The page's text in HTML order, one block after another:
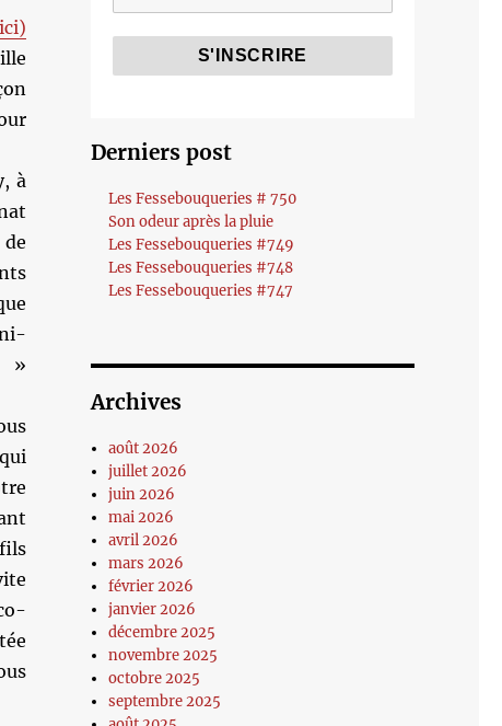
à
»
Derniers post
Les Fessebouqueries # 750
Son odeur après la pluie
Les Fessebouqueries #749
Les Fessebouqueries #748
Les Fessebouqueries #747
Archives
août 2026
juillet 2026
juin 2026
mai 2026
avril 2026
mars 2026
février 2026
janvier 2026
décembre 2025
novembre 2025
octobre 2025
septembre 2025